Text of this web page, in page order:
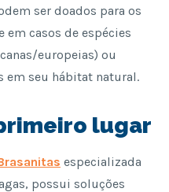
ser doados para os
casos de espécies
europeias) ou
em seu hábitat natural.
lugar
especializada
possui soluções